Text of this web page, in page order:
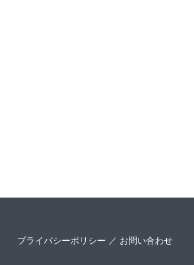
プライバシーポリシー ／ お問い合わせ